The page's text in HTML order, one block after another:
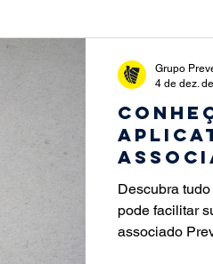
Descubra
pode facilitar
associado
Grupo
4 de dez.